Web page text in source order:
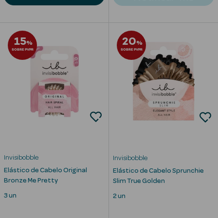
Corporais
Acessórios
Ver Tudo
Hidratantes
Séruns Faciais
15%
SOBRE PVPR
Invisibobble
Elástico de Cabelo Original
Bronze Me Pretty
3 un
20%
SOBRE PVPR
Invisibobble
Elástico de Cabelo Sprunchie
Slim True Golden
2 un